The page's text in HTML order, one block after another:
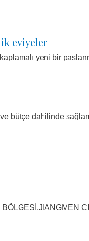
eviyeler
yeni bir
bütçe dahilinde